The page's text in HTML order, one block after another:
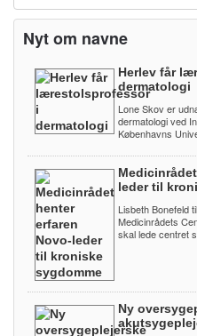
Nyt om navne
Herlev får
dermatologi
Lone Skov er
dermatologi ved
Københavns
leder til
Lisbeth Bonefeld
Medicinrådets
skal lede centret
Ny